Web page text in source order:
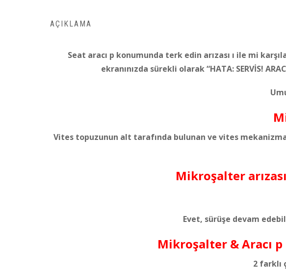
AÇIKLAMA
Seat aracı p konumunda terk edin arızası ı ile mi
ekranınızda sürekli olarak “HATA: SERVİS!
Vites topuzunun alt tarafında bulunan ve vites
Mikroşalter
Evet, sürüşe devam
Mikroşalter & Aracı
2 farklı